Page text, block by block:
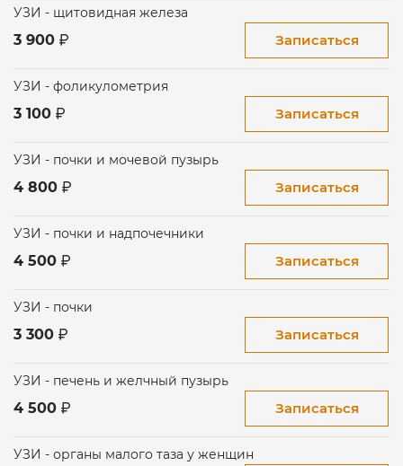
УЗИ - щитовидная железа
3 900 Записаться
УЗИ - фоликулометрия
3 100 Записаться
УЗИ - почки и мочевой пузырь
4 800 Записаться
УЗИ - почки и надпочечники
4 500 Записаться
УЗИ - почки
3 300 Записаться
УЗИ - печень и желчный пузырь
4 500 Записаться
УЗИ - органы малого таза у женщин